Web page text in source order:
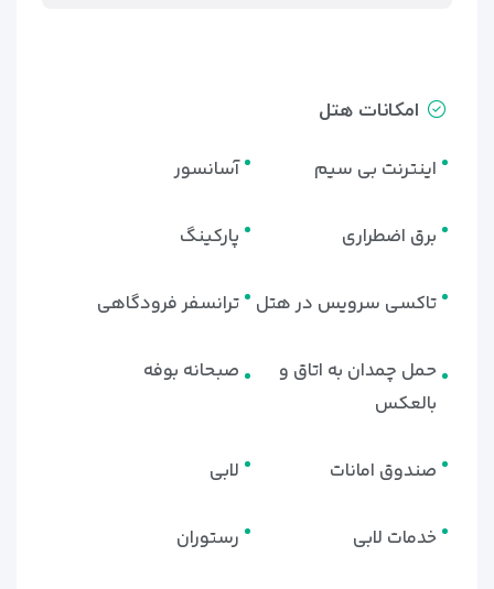
امکانات هتل
اینترنت بی سیم آسانسور
برق اضطراری پارکینگ
تاکسی سرویس در هتل ترانسفر فرودگاهی
حمل چمدان به اتاق و
بالعکس
صبحانه بوفه
صندوق امانات لابی
خدمات لابی رستوران